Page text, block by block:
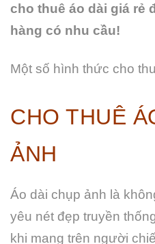
cho thuê áo dài giá rẻ
hàng có nhu cầu!
Một số hình thức cho
CHO THUÊ
ẢNH
Áo dài chụp ảnh là
yêu nét đẹp truyền
khi mang trên người